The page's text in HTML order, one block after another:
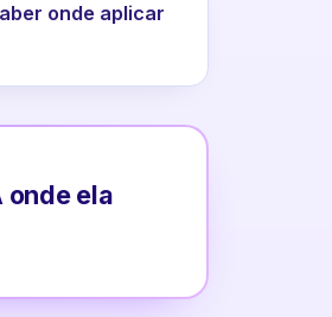
onde aplicar
onde ela